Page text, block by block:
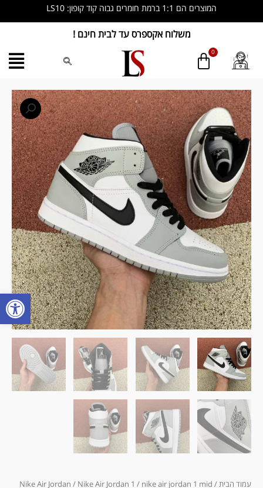
לתוכן
המוצרים הם 1:1 ברמת חומרים גבוה קוד קופון: LS10
משלוח אקספרס עד לבית חינם !
עמוד הבית/
Nike Air Jordan / Nike Air Jordan 1 / nike air jordan 1 mid
כמות
של
nike
air
jordan
1
mid
smoke
grey